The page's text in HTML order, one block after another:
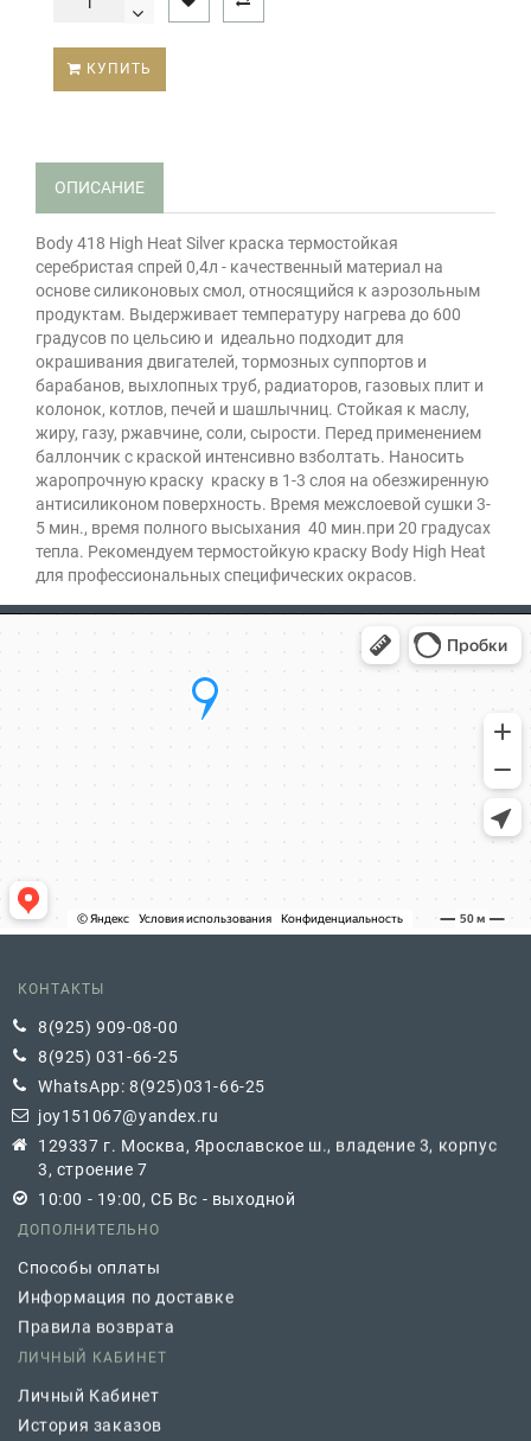
КУПИТЬ
ОПИСАНИЕ
Body 418 High Heat Silver краска термостойкая
серебристая спрей 0,4л - качественный материал на
основе силиконовых смол, относящийся к аэрозольным
продуктам. Выдерживает температуру нагрева до 600
градусов по цельсию и идеально подходит для
окрашивания двигателей, тормозных суппортов и
барабанов, выхлопных труб, радиаторов, газовых плит и
колонок, котлов, печей и шашлычниц. Стойкая к маслу,
жиру, газу, ржавчине, соли, сырости. Перед применением
баллончик с краской интенсивно взболтать. Наносить
жаропрочную краску краску в 1-3 слоя на обезжиренную
антисиликоном поверхность. Время межслоевой сушки 3-
5 мин., время полного высыхания 40 мин.при 20 градусах
тепла. Рекомендуем термостойкую краску Body High Heat
для профессиональных специфических окрасов.
КОНТАКТЫ
8(925) 909-08-00
8(925) 031-66-25
WhatsApp: 8(925)031-66-25
joy151067@yandex.ru
129337 г. Москва, Ярославское ш., владение 3, корпус
3, строение 7
10:00 - 19:00, СБ Вс - выходной
ДОПОЛНИТЕЛЬНО
Способы оплаты
Информация по доставке
Правила возврата
ЛИЧНЫЙ КАБИНЕТ
Личный Кабинет
История заказов